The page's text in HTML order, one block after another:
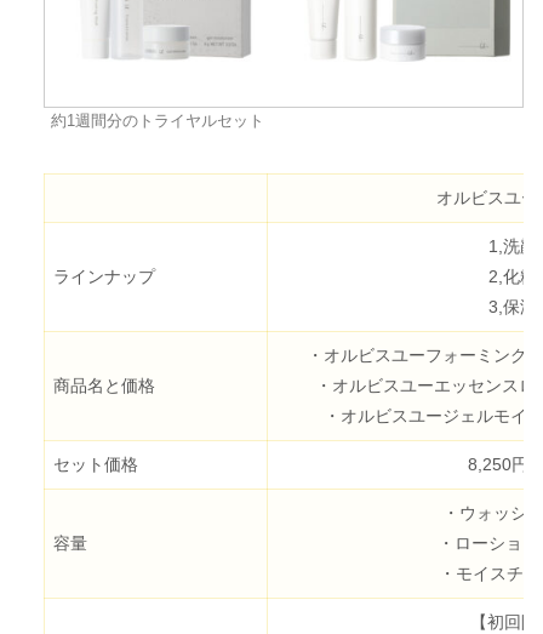
約1週間分のトライヤルセット
オルビスユー
ラインナップ
1,洗顔
2,化粧
3,保湿
商品名と価格
・オルビスユーフォーミング
・オルビスユーエッセンス
・オルビスユージェルモイ
セット価格 8,250円(
容量
・ウォッシ
・ローショ
・モイスチ
【初回